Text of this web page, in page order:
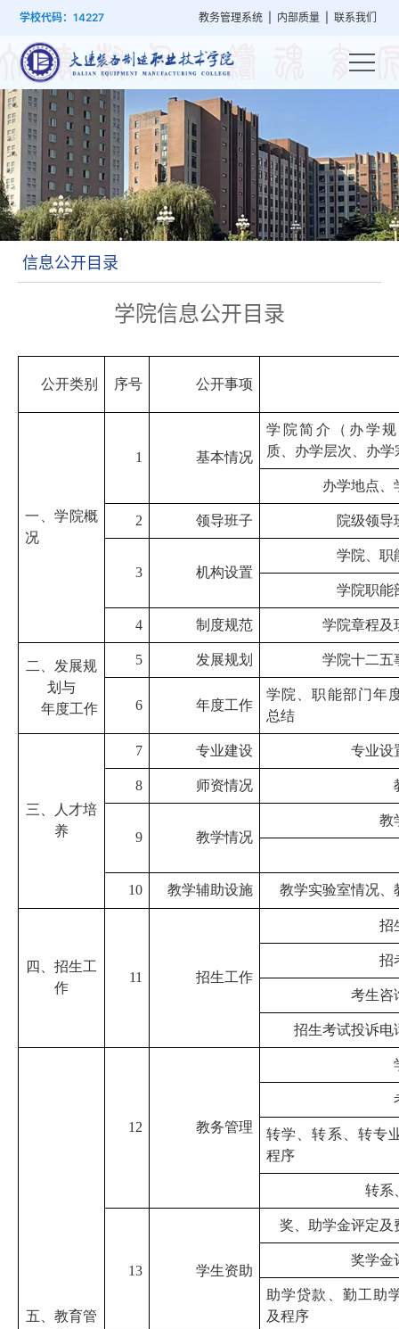
学校代码：14227 教务管理系统 内部质量 联系我们
概
况
建
设
管
理
设
置
工
作
就
业
培
训
信息公开目录
学院信息公开目录
公开类别 序号 公开事项
一、学院概
况
1 基本情况
学院简介（办学
质、办学层次、办学
办学地点、
2 领导班子 院级领导
3 机构设置
学院、职
学院职能
4 制度规范 学院章程及
二、发展规
划与
年度工作
5 发展规划 学院十二五
6 年度工作
学院、职能部门年
总结
三、人才培
养
7 专业建设 专业设
8 师资情况
9 教学情况
教
10 教学辅助设施 教学实验室情况、
四、招生工
作
11 招生工作
招
招
考生咨
招生考试投诉电
五、教育管
12 教务管理
转学、转系、转专
程序
转系
13 学生资助
奖、助学金评定及
奖学金
助学贷款、勤工助
及程序